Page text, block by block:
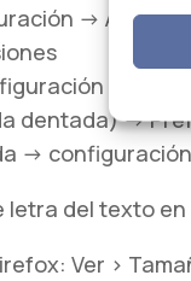
->
->
dentada) ->
->
letra del texto
Ver >